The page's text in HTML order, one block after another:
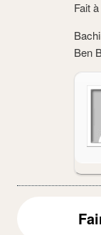
Fait
Ben